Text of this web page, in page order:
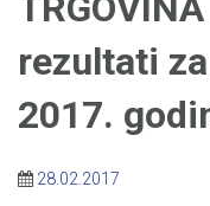
rezultati
2017.
28.02.2017